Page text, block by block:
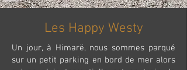
Les Happy Westy
Un jour, à Himarë, nous sommes parqué
sur un petit parking en bord de mer alors